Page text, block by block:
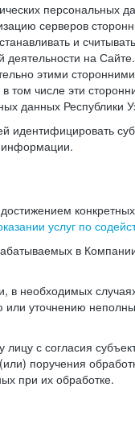
персональных
серверов
и
на
этими
том числе эти
данных Республики
идентифицировать
информации.
услуг по
в
в необходимых
уточнению
с согласия
поручения
при их обработке.